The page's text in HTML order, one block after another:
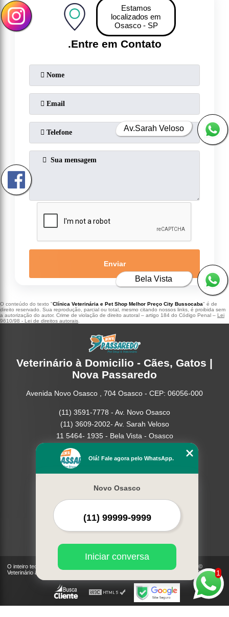
.Entre em Contato
Estamos
localizados em
Osasco - SP
Enviar
O conteúdo do texto "Clínica Veterinária e Pet Shop Melhor Preço City Bussocaba" é de
direito reservado. Sua reprodução, parcial ou total, mesmo citando nossos links, é proibida sem
a autorização do autor. Crime de violação de direito autoral – artigo 184 do Código Penal – Lei
9610/98 - Lei de direitos autorais
Veterinário à Domicilio - Cães, Gatos |
Nova Passaredo
Avenida Novo Osasco , 704 Osasco - CEP: 06056-000
(11) 3591-7778 - Av. Novo Osasco
(11) 3609-2002- Av. Sarah Veloso
11 5464- 1935 - Bela Vista - Osasco
Home
Serviços
Contato
Mapa do site
Mais Serviços
O inteiro teor deste site está sujeito à proteção de direitos autorais. Copyright©
Veterinário à Domicilio - Cães, Gatos | Nova Passaredo (Lei 9610 de 19/02/1998)
1
Olá! Fale agora pelo WhatsApp.
Novo Osasco
Iniciar conversa
Av.Sarah Veloso
Bela Vista